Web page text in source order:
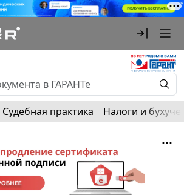
Судебная практика Налоги и